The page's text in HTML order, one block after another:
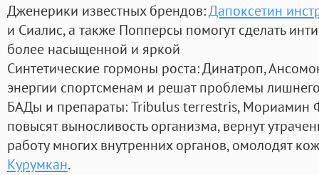
Дженерики известных брендов:Дапоксетин
и Сиалис, а также Попперсы помогут сделать
более насыщенной и яркой
Синтетические гормоны роста: Динатроп,
энергии спортсменам и решат проблемы
БАДы и препараты:Tribulus terrestris, Мориамин
повысят выносливость организма, вернут
работу многих внутренних органов, омолодят
Курумкан.